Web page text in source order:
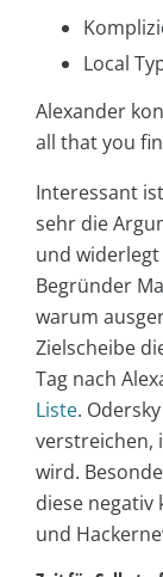
Local
Alexander
all that you
Interessant
sehr die
und widerlegt
Begründer
warum
Zielscheibe
Tag nach
Liste.
verstreichen,
wird.
diese
und